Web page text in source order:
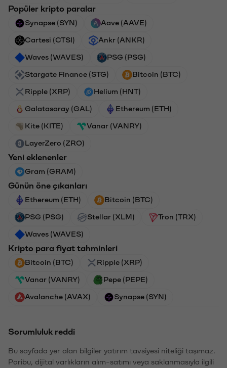
Popüler kripto paralar
Synapse (SYN) Aave (AAVE)
Cartesi (CTSI) Ankr (ANKR)
Waves (WAVES) PSG (PSG)
Stargate Finance (STG) Bitcoin (BTC)
Ripple (XRP) Helium (HNT)
Galatasaray (GAL) Ethereum (ETH)
Kite (KITE) Vanar (VANRY)
LayerZero (ZRO)
Yeni eklenenler
Gram (GRAM)
Günün öne çıkanları
Ethereum (ETH) Bitcoin (BTC)
PSG (PSG) Stellar (XLM) Tron (TRX)
Waves (WAVES)
Kripto para fiyat tahminleri
Bitcoin (BTC) Ripple (XRP)
Vanar (VANRY) Pepe (PEPE)
Avalanche (AVAX) Synapse (SYN)
Sorumluluk reddi
Bu sayfada yer alan bilgiler yatırım tavsiyesi niteliği taşımaz.
Paribu, dijital varlıkların alım-satımı veya saklanmasıyla ilgili